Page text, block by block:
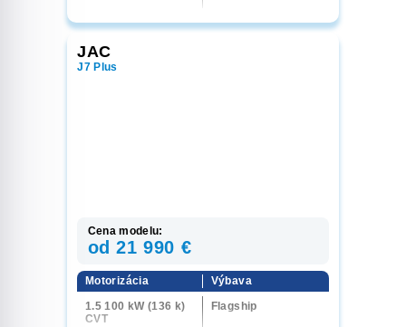
JAC
J7 Plus
Cena modelu:
od 21 990 €
Motorizácia
1.5 100 kW (136 k)
CVT
Výbava
Flagship